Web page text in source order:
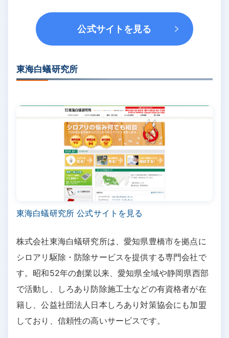
公式サイトを見る
東海白蟻研究所
東海白蟻研究所 公式サイトを見る
株式会社東海白蟻研究所は、愛知県豊橋市を拠点に
シロアリ駆除・防除サービスを提供する専門会社で
す。昭和52年の創業以来、愛知県全域や静岡県西部
で活動し、しろあり防除施工士などの有資格者が在
籍し、公益社団法人日本しろあり対策協会にも加盟
しており、信頼性の高いサービスです。